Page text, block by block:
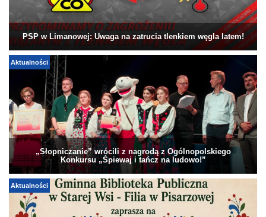
PSP w Limanowej: Uwaga na zatrucia tlenkiem węgla latem!
Aktualności
„Słopniczanie” wrócili z nagrodą z Ogólnopolskiego
Konkursu „Śpiewaj i tańcz na ludowo!”
Aktualności